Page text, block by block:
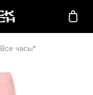
Все часы*